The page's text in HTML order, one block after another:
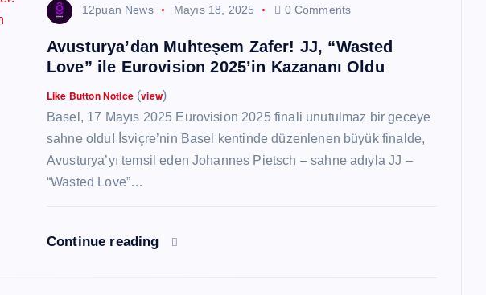
12puan News Mayıs 18, 2025 0 Comments
Avusturya’dan Muhteşem Zafer! JJ, “Wasted
Love” ile Eurovision 2025’in Kazananı Oldu
Like Button Notice(view)
Basel, 17 Mayıs 2025 Eurovision 2025 finali unutulmaz bir geceye
sahne oldu! İsviçre’nin Basel kentinde düzenlenen büyük finalde,
Avusturya’yı temsil eden Johannes Pietsch – sahne adıyla JJ –
“Wasted Love”…
Continue reading